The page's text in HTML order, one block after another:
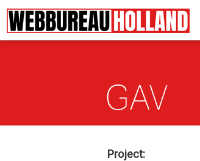
GAV
Terug naar: Drupal portfolio
Project: